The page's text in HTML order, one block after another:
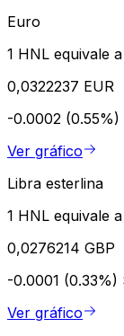
Euro
1 HNL equivale a
0,0322237 EUR
-0.0002 (0.55%)
Ver gráfico
Libra esterlina
1 HNL equivale a
0,0276214 GBP
-0.0001 (0.33%)
Ver gráfico